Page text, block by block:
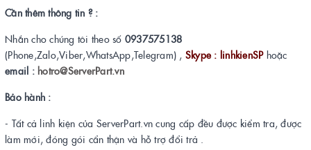
Cần thêm thông tin ? :
Nhắn cho chúng tôi theo số 0937575138
(Phone,Zalo,Viber,WhatsApp,Telegram) , Skype : linhkienSPhoặc
email : hotro@ServerPart.vn
Bảo hành :
- Tất cả linh kiện của ServerPart.vn cung cấp đều được kiểm tra, được
làm mới, đóng gói cẩn thận và hỗ trợ đổi trả .